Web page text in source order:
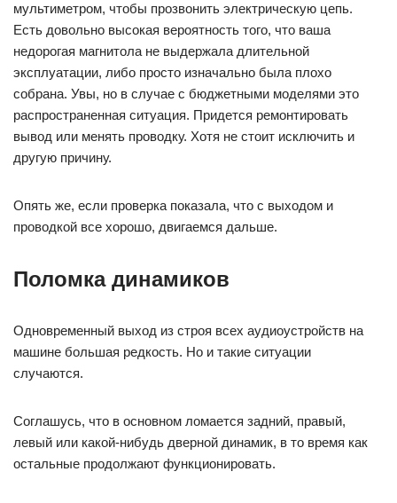
мультиметром, чтобы прозвонить электрическую цепь.
Есть довольно высокая вероятность того, что ваша
недорогая магнитола не выдержала длительной
эксплуатации, либо просто изначально была плохо
собрана. Увы, но в случае с бюджетными моделями это
распространенная ситуация. Придется ремонтировать
вывод или менять проводку. Хотя не стоит исключить и
другую причину.
Опять же, если проверка показала, что с выходом и
проводкой все хорошо, двигаемся дальше.
Поломка динамиков
Одновременный выход из строя всех аудиоустройств на
машине большая редкость. Но и такие ситуации
случаются.
Соглашусь, что в основном ломается задний, правый,
левый или какой-нибудь дверной динамик, в то время как
остальные продолжают функционировать.